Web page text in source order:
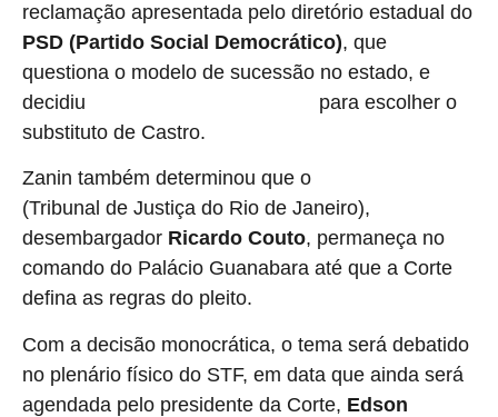
reclamação apresentada pelo diretório estadual do
PSD (Partido Social Democrático), que
questiona o modelo de sucessão no estado, e
decidiu
para escolher o
substituto de Castro.
Zanin também determinou que o
(Tribunal de Justiça do Rio de Janeiro),
desembargador Ricardo Couto, permaneça no
comando do Palácio Guanabara até que a Corte
defina as regras do pleito.
Com a decisão monocrática, o tema será debatido
no plenário físico do STF, em data que ainda será
agendada pelo presidente da Corte, Edson